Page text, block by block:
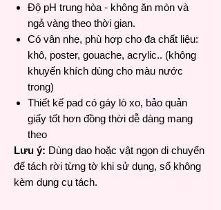
Độ pH trung hòa - không ăn mòn và
ngả vàng theo thời gian.
Có vân nhẹ, phù hợp cho đa chất liệu:
khô, poster, gouache, acrylic.. (không
khuyến khích dùng cho màu nước
trong)
Thiết kế pad có gáy lò xo, bảo quản
giấy tốt hơn đồng thời dễ dàng mang
theo
Lưu ý: Dùng dao hoặc vật ngọn di chuyển
để tách rời từng tờ khi sử dụng, sổ không
kèm dụng cụ tách.